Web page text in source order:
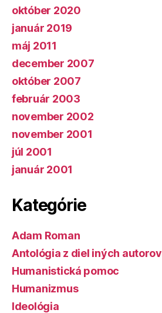
október 2020
január 2019
máj 2011
december 2007
október 2007
február 2003
november 2002
november 2001
júl 2001
január 2001
Kategórie
Adam Roman
Antológia z diel iných autorov
Humanistická pomoc
Humanizmus
Ideológia